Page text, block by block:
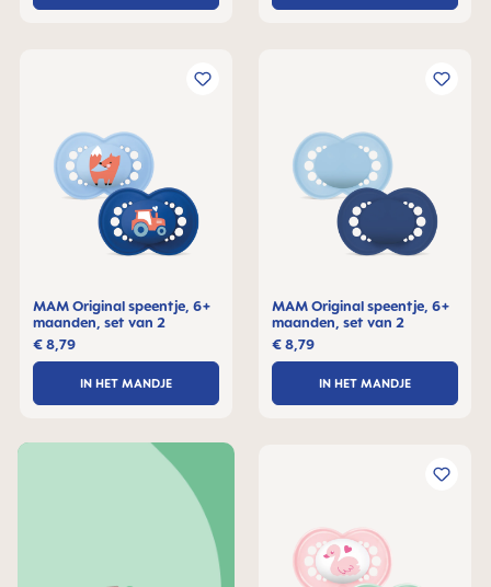
MAM Original speentje, 6+
maanden, set van 2
€ 8,79
IN HET MANDJE
MAM Original speentje, 6+
maanden, set van 2
€ 8,79
IN HET MANDJE